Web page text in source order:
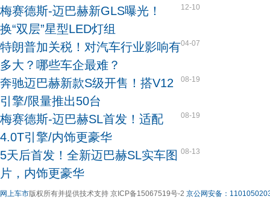
12-10
梅赛德斯-迈巴赫新GLS曝光！
换“双层”星型LED灯组
04-07
特朗普加关税！对汽车行业影响有
多大？哪些车企最难？
08-19
奔驰迈巴赫新款S级开售！搭V12
引擎/限量推出50台
08-19
梅赛德斯-迈巴赫SL首发！适配
4.0T引擎/内饰更豪华
08-13
5天后首发！全新迈巴赫SL实车图
片，内饰更豪华
网上车市版权所有并提供技术支持 京ICP备15067519号-2 京公网安备：